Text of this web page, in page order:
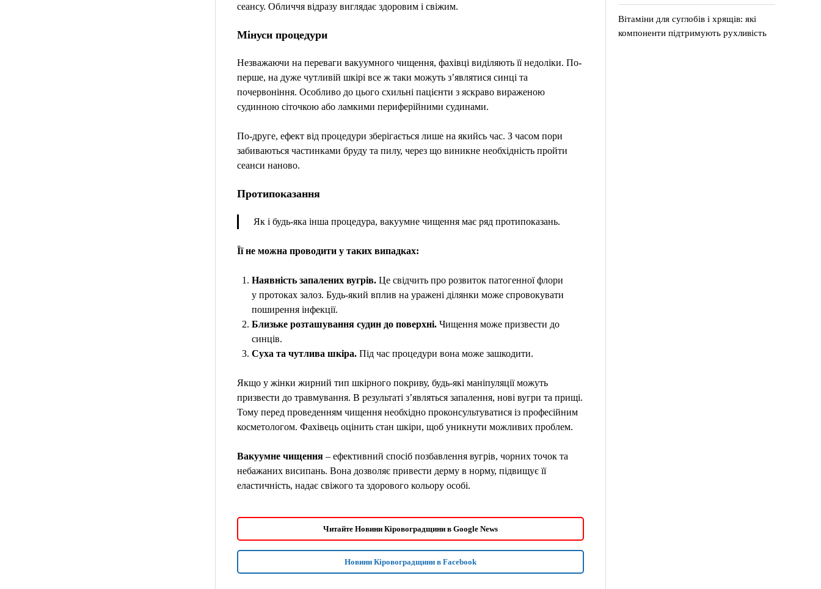
сеансу. Обличчя відразу виглядає здоровим і свіжим.
Мінуси процедури
Незважаючи на переваги вакуумного чищення, фахівці виділяють її недоліки. По-
перше, на дуже чутливій шкірі все ж таки можуть з’являтися синці та
почервоніння. Особливо до цього схильні пацієнти з яскраво вираженою
судинною сіточкою або ламкими периферійними судинами.
По-друге, ефект від процедури зберігається лише на якийсь час. З часом пори
забиваються частинками бруду та пилу, через що виникне необхідність пройти
сеанси наново.
Протипоказання
Як і будь-яка інша процедура, вакуумне чищення має ряд протипоказань.
Її не можна проводити у таких випадках:
Наявність запалених вугрів.Це свідчить про розвиток патогенної флори
у протоках залоз. Будь-який вплив на уражені ділянки може спровокувати
поширення інфекції.
Близьке розташування судин до поверхні.Чищення може призвести до
синців.
Суха та чутлива шкіра.Під час процедури вона може зашкодити.
Якщо у жінки жирний тип шкірного покриву, будь-які маніпуляції можуть
призвести до травмування. В результаті з’являться запалення, нові вугри та прищі.
Тому перед проведенням чищення необхідно проконсультуватися із професійним
косметологом. Фахівець оцінить стан шкіри, щоб уникнути можливих проблем.
Вакуумне чищення– ефективний спосіб позбавлення вугрів, чорних точок та
небажаних висипань. Вона дозволяє привести дерму в норму, підвищує її
еластичність, надає свіжого та здорового кольору особі.
Читайте Новини Кіровоградщини в Google News
Новини Кіровоградщини в Facebook
Вітаміни для суглобів і хрящів: які
компоненти підтримують рухливість